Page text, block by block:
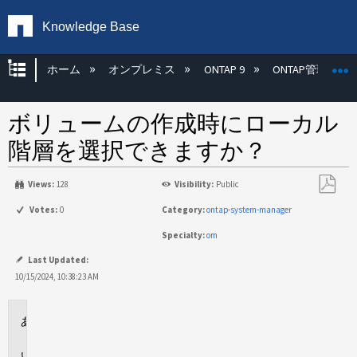
Knowledge Base
グローバル階層を展開/折りたたむ
ホーム オンプレミス ONTAP 9 ONTAP管理
ボリュームの作成時にローカル
階層を選択できますか？
Views: 128 Visibility: Public
Votes: 0 Category:ontap-system-manager
Specialty:om
Last Updated:
10/15/2024, 10:38:23 AM